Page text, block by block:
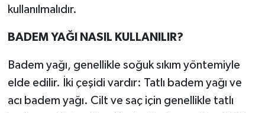
kullanılmalıdır.
BADEM YAĞI NASIL KULLANILIR?
Badem yağı, genellikle soğuk sıkım yöntemiyle
elde edilir. İki çeşidi vardır: Tatlı badem yağı ve
acı badem yağı. Cilt ve saç için genellikle tatlı